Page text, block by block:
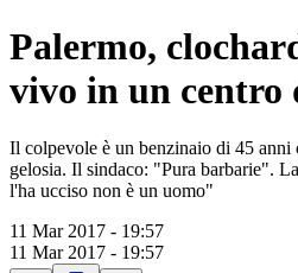
Palermo,
vivo in un centro
Il colpevole è un benzinaio di 45 anni
gelosia. Il sindaco: "Pura barbarie".
l'ha ucciso non è un uomo"
11 Mar 2017 - 19:57
11 Mar 2017 - 19:57